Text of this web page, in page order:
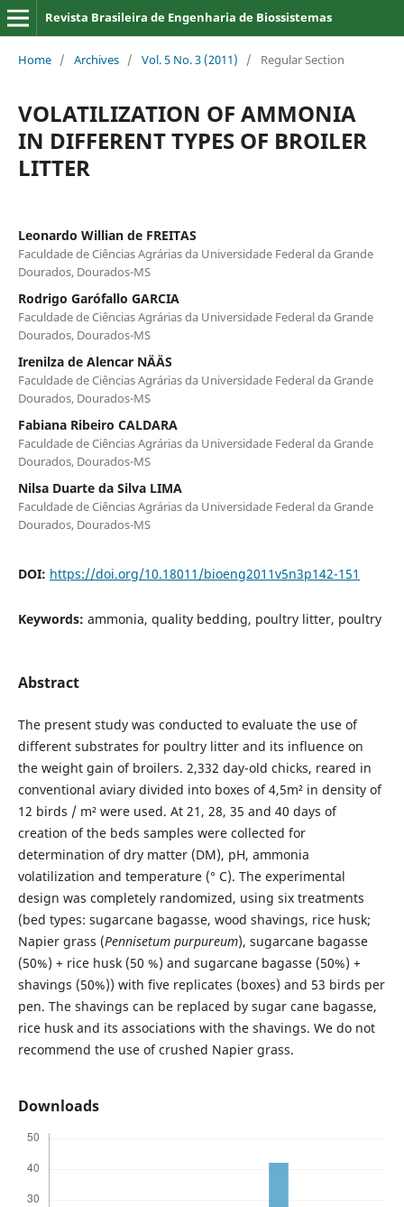
Revista Brasileira de Engenharia de Biossistemas
Home / Archives / Vol. 5 No. 3 (2011) / Regular Section
VOLATILIZATION OF AMMONIA
IN DIFFERENT TYPES OF BROILER
LITTER
Leonardo Willian de FREITAS
Faculdade de Ciências Agrárias da Universidade Federal da Grande
Dourados, Dourados-MS
Rodrigo Garófallo GARCIA
Faculdade de Ciências Agrárias da Universidade Federal da Grande
Dourados, Dourados-MS
Irenilza de Alencar NÄÄS
Faculdade de Ciências Agrárias da Universidade Federal da Grande
Dourados, Dourados-MS
Fabiana Ribeiro CALDARA
Faculdade de Ciências Agrárias da Universidade Federal da Grande
Dourados, Dourados-MS
Nilsa Duarte da Silva LIMA
Faculdade de Ciências Agrárias da Universidade Federal da Grande
Dourados, Dourados-MS
DOI: https://doi.org/10.18011/bioeng2011v5n3p142-151
Keywords: ammonia, quality bedding, poultry litter, poultry
Abstract
The present study was conducted to evaluate the use of
different substrates for poultry litter and its influence on
the weight gain of broilers. 2,332 day-old chicks, reared in
conventional aviary divided into boxes of 4,5m² in density of
12 birds / m² were used. At 21, 28, 35 and 40 days of
creation of the beds samples were collected for
determination of dry matter (DM), pH, ammonia
volatilization and temperature (° C). The experimental
design was completely randomized, using six treatments
(bed types: sugarcane bagasse, wood shavings, rice husk;
Napier grass (Pennisetum purpureum), sugarcane bagasse
(50%) + rice husk (50 %) and sugarcane bagasse (50%) +
shavings (50%)) with five replicates (boxes) and 53 birds per
pen. The shavings can be replaced by sugar cane bagasse,
rice husk and its associations with the shavings. We do not
recommend the use of crushed Napier grass.
Downloads